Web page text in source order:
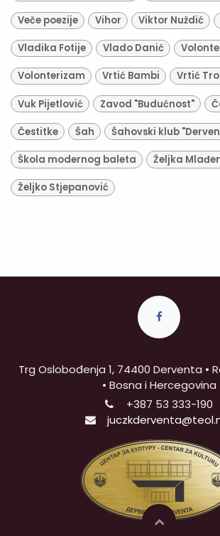
Veče poezije Vihor Viktor Nuždić
Vladika Fotije Vlado Danić
Volonterizam Vrtić Bambi Vrtić
Vuk Pijetlović Zavod "Budućnost"
Čestitke Šah Šahovski klub
Škola modernog baleta Željka
Željko Stjepanović
Trg Oslobođenja 1, 74400 Derventa •
• Bosna i Hercegovina
+387 53 333-190